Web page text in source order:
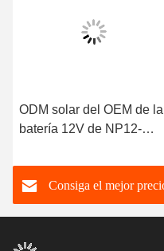
ODM solar del OEM de la
batería 12V de NP12-
Consiga el mejor